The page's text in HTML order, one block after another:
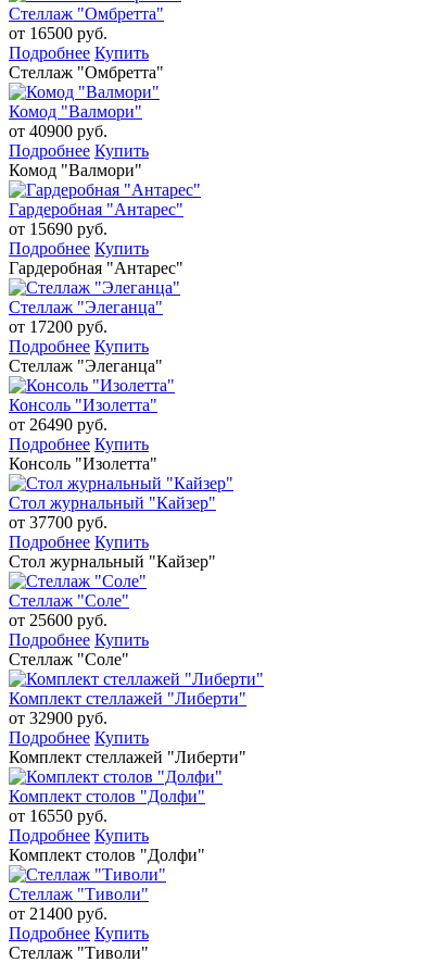
Стеллаж "Омбретта"
от 16500 руб.
Подробнее Купить
Стеллаж "Омбретта"
Комод "Валмори"
от 40900 руб.
Подробнее Купить
Комод "Валмори"
Гардеробная "Антарес"
от 15690 руб.
Подробнее Купить
Гардеробная "Антарес"
Стеллаж "Элеганца"
от 17200 руб.
Подробнее Купить
Стеллаж "Элеганца"
Консоль "Изолетта"
от 26490 руб.
Подробнее Купить
Консоль "Изолетта"
Стол журнальный "Кайзер"
от 37700 руб.
Подробнее Купить
Стол журнальный "Кайзер"
Стеллаж "Соле"
от 25600 руб.
Подробнее Купить
Стеллаж "Соле"
Комплект стеллажей "Либерти"
от 32900 руб.
Подробнее Купить
Комплект стеллажей "Либерти"
Комплект столов "Долфи"
от 16550 руб.
Подробнее Купить
Комплект столов "Долфи"
Стеллаж "Тиволи"
от 21400 руб.
Подробнее Купить
Стеллаж "Тиволи"